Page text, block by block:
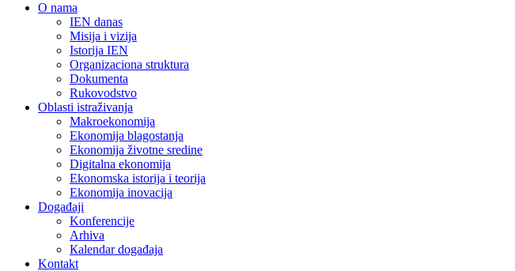
O nama
IEN danas
Misija i vizija
Istorija IEN
Organizaciona struktura
Dokumenta
Rukovodstvo
Oblasti istraživanja
Makroekonomija
Ekonomija blagostanja
Ekonomija životne sredine
Digitalna ekonomija
Ekonomska istorija i teorija
Ekonomija inovacija
Događaji
Konferencije
Arhiva
Кalendar događaja
Kontakt